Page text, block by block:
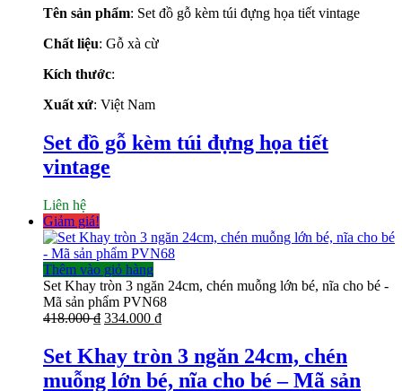
Tên sản phẩm: Set đồ gỗ kèm túi đựng họa tiết vintage
Chất liệu: Gỗ xà cừ
Kích thước:
Xuất xứ: Việt Nam
Set đồ gỗ kèm túi đựng họa tiết
vintage
Liên hệ
Giảm giá!
Thêm vào giỏ hàng
Set Khay tròn 3 ngăn 24cm, chén muỗng lớn bé, nĩa cho bé -
Mã sản phẩm PVN68
418.000₫ Giá
418.000 ₫.
334.000 ₫Giá
là:
334.000 ₫.
Set Khay tròn 3 ngăn 24cm, chén
muỗng lớn bé, nĩa cho bé – Mã sản